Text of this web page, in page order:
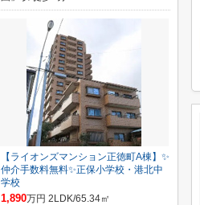
【ライオンズマンション正徳町A棟】✨️
仲介手数料無料✨️正保小学校・港北中
学校
1,890万円 2LDK/65.34㎡